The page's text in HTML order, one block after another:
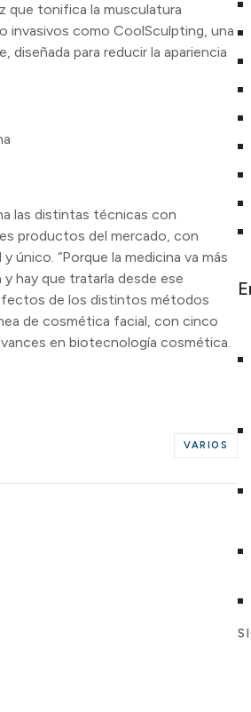
que tonifica la musculatura
invasivos como CoolSculpting, una
diseñada para reducir la apariencia
las distintas técnicas con
productos del mercado, con
“Porque la medicina va más
hay que tratarla desde ese
de los distintos métodos
de cosmética facial, con cinco
en biotecnología cosmética.
VARIOS